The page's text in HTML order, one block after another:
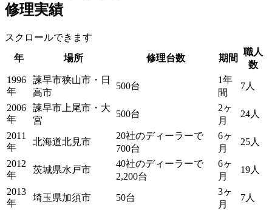
修理実績
スクロールできます
年
場所 修理台数 期間
職人
数
1996
年
諫早市狭山市・日
高市
500台
1年
間
7人
2006
年
諫早市上尾市・大
宮
500台
2ヶ
月
24人
2011
年
北海道北見市
20社のディーラーで
700台
6ヶ
月
25人
2012
年
茨城県水戸市
40社のディーラーで
2,200台
6ヶ
月
19人
2013
年
埼玉県加須市 50台
3ヶ
月
7人